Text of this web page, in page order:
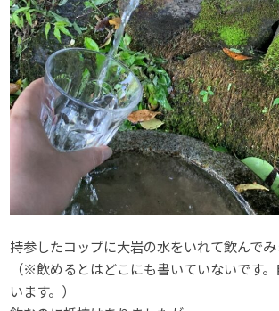
持参したコップに大岩の水をいれて飲んでみ
（※飲めるとはどこにも書いていないです
います。）